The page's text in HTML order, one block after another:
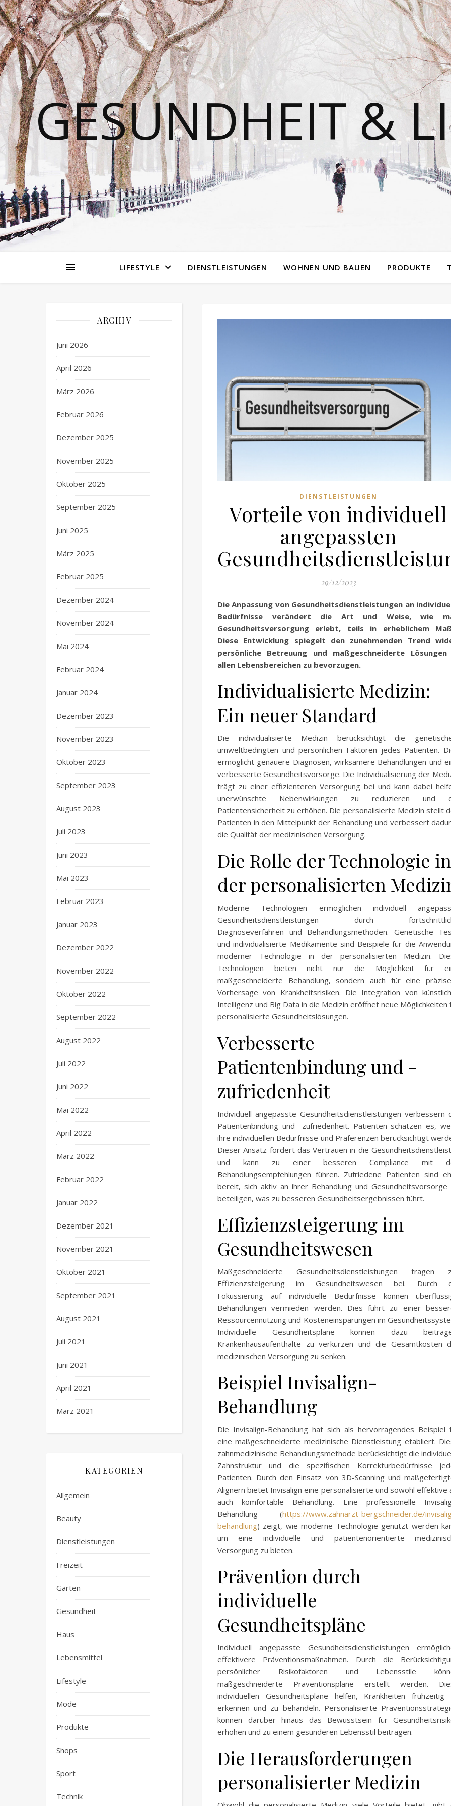
GESUNDHEIT &
LIFESTYLE DIENSTLEISTUNGEN WOHNEN UND BAUEN PRODUKTE
ARCHIV
Juni 2026
April 2026
März 2026
Februar 2026
Dezember 2025
November 2025
Oktober 2025
September 2025
Juni 2025
März 2025
Februar 2025
Dezember 2024
November 2024
Mai 2024
Februar 2024
Januar 2024
Dezember 2023
November 2023
Oktober 2023
September 2023
August 2023
Juli 2023
Juni 2023
Mai 2023
Februar 2023
Januar 2023
Dezember 2022
November 2022
Oktober 2022
September 2022
August 2022
Juli 2022
Juni 2022
Mai 2022
April 2022
März 2022
Februar 2022
Januar 2022
Dezember 2021
November 2021
Oktober 2021
September 2021
August 2021
Juli 2021
Juni 2021
April 2021
März 2021
KATEGORIEN
Allgemein
Beauty
Dienstleistungen
Freizeit
Garten
Gesundheit
Haus
Lebensmittel
Lifestyle
Mode
Produkte
Shops
Sport
Technik
DIENSTLEISTUNGEN
Vorteile von individuell
angepassten
29/12/2023
Die Anpassung von Gesundheitsdienstleistungen an
Bedürfnisse verändert die Art und Weise, wie
Gesundheitsversorgung erlebt, teils in erheblichem
Diese Entwicklung spiegelt den zunehmenden Trend
persönliche Betreuung und maßgeschneiderte
allen Lebensbereichen zu bevorzugen.
Individualisierte Medizin:
Ein neuer Standard
Die individualisierte Medizin berücksichtigt die
umweltbedingten und persönlichen Faktoren jedes Patienten.
ermöglicht genauere Diagnosen, wirksamere Behandlungen und
verbesserte Gesundheitsvorsorge. Die Individualisierung der
trägt zu einer effizienteren Versorgung bei und kann dabei
unerwünschte Nebenwirkungen zu reduzieren und
Patientensicherheit zu erhöhen. Die personalisierte Medizin stellt
Patienten in den Mittelpunkt der Behandlung und verbessert
die Qualität der medizinischen Versorgung.
Die Rolle der Technologie in
der personalisierten
Moderne Technologien ermöglichen individuell
Gesundheitsdienstleistungen durch
Diagnoseverfahren und Behandlungsmethoden. Genetische
und individualisierte Medikamente sind Beispiele für die
moderner Technologie in der personalisierten Medizin.
Technologien bieten nicht nur die Möglichkeit für
maßgeschneiderte Behandlung, sondern auch für eine
Vorhersage von Krankheitsrisiken. Die Integration von
Intelligenz und Big Data in die Medizin eröffnet neue Möglichkeiten
personalisierte Gesundheitslösungen.
Verbesserte
Patientenbindung und -
zufriedenheit
Individuell angepasste Gesundheitsdienstleistungen verbessern
Patientenbindung und -zufriedenheit. Patienten schätzen es,
ihre individuellen Bedürfnisse und Präferenzen berücksichtigt
Dieser Ansatz fördert das Vertrauen in die
und kann zu einer besseren Compliance mit
Behandlungsempfehlungen führen. Zufriedene Patienten sind
bereit, sich aktiv an ihrer Behandlung und Gesundheitsvorsorge
beteiligen, was zu besseren Gesundheitsergebnissen führt.
Effizienzsteigerung im
Gesundheitswesen
Maßgeschneiderte Gesundheitsdienstleistungen tragen
Effizienzsteigerung im Gesundheitswesen bei. Durch
Fokussierung auf individuelle Bedürfnisse können
Behandlungen vermieden werden. Dies führt zu einer
Ressourcennutzung und Kosteneinsparungen im
Individuelle Gesundheitspläne können dazu
Krankenhausaufenthalte zu verkürzen und die Gesamtkosten
medizinischen Versorgung zu senken.
Beispiel Invisalign-
Behandlung
Die Invisalign-Behandlung hat sich als hervorragendes Beispiel
eine maßgeschneiderte medizinische Dienstleistung etabliert.
zahnmedizinische Behandlungsmethode berücksichtigt die
Zahnstruktur und die spezifischen Korrekturbedürfnisse
Patienten. Durch den Einsatz von 3D-Scanning und
Alignern bietet Invisalign eine personalisierte und sowohl effektive
auch komfortable Behandlung. Eine professionelle
Behandlung (https://www.zahnarzt-bergschneider.de/
behandlung) zeigt, wie moderne Technologie genutzt werden
um eine individuelle und patientenorientierte
Versorgung zu bieten.
Prävention durch
individuelle
Gesundheitspläne
Individuell angepasste Gesundheitsdienstleistungen
effektivere Präventionsmaßnahmen. Durch die
persönlicher Risikofaktoren und Lebensstile
maßgeschneiderte Präventionspläne erstellt werden.
individuellen Gesundheitspläne helfen, Krankheiten frühzeitig
erkennen und zu behandeln. Personalisierte
können darüber hinaus das Bewusstsein für
erhöhen und zu einem gesünderen Lebensstil beitragen.
Die Herausforderungen
personalisierter Medizin